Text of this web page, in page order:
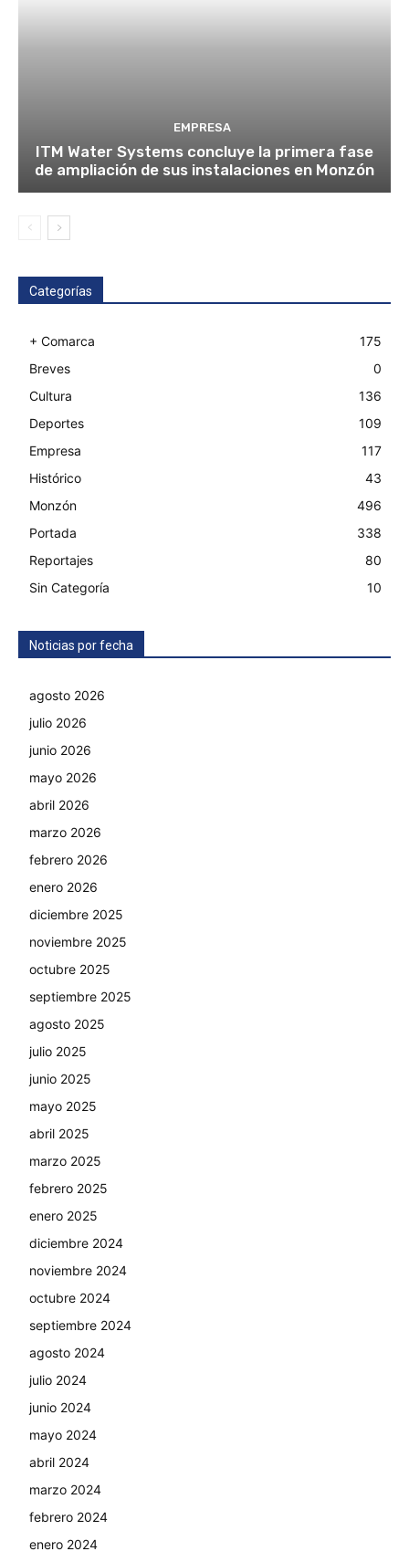
EMPRESA
ITM Water Systems concluye la primera fase
de ampliación de sus instalaciones en Monzón
Categorías
+ Comarca
175
Breves
0
Cultura
136
Deportes
109
Empresa
117
Histórico
43
Monzón
496
Portada
338
Reportajes
80
Sin Categoría
10
Noticias por fecha
agosto 2026
julio 2026
junio 2026
mayo 2026
abril 2026
marzo 2026
febrero 2026
enero 2026
diciembre 2025
noviembre 2025
octubre 2025
septiembre 2025
agosto 2025
julio 2025
junio 2025
mayo 2025
abril 2025
marzo 2025
febrero 2025
enero 2025
diciembre 2024
noviembre 2024
octubre 2024
septiembre 2024
agosto 2024
julio 2024
junio 2024
mayo 2024
abril 2024
marzo 2024
febrero 2024
enero 2024